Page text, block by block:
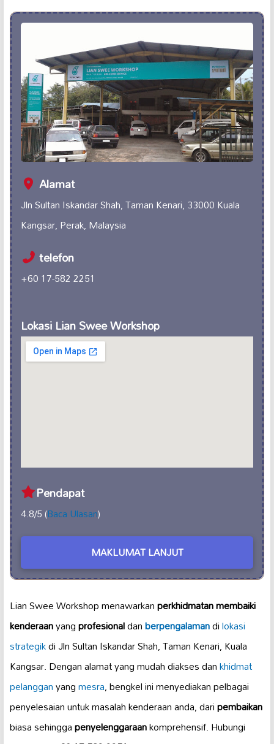
Alamat
Jln Sultan Iskandar Shah, Taman Kenari, 33000 Kuala
Kangsar, Perak, Malaysia
telefon
+60 17-582 2251
Lokasi Lian Swee Workshop
Pendapat
4.8/5 (Baca Ulasan)
MAKLUMAT LANJUT
Lian Swee Workshop menawarkanperkhidmatan membaiki
kenderaanyangprofesionaldanberpengalamandilokasi
strategikdi Jln Sultan Iskandar Shah, Taman Kenari, Kuala
Kangsar. Dengan alamat yang mudah diakses dankhidmat
pelangganyangmesra, bengkel ini menyediakan pelbagai
penyelesaian untuk masalah kenderaan anda, daripembaikan
biasa sehinggapenyelenggaraankomprehensif. Hubungi